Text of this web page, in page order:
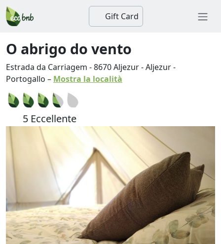
Gift Card
O abrigo do vento
Estrada da Carriagem -8670Aljezur-Aljezur-
Portogallo – Mostra la località
5 Eccellente